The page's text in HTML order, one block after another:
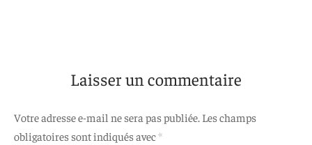
Laisser un commentaire
Votre adresse e-mail ne sera pas publiée. Les champs
obligatoires sont indiqués avec*